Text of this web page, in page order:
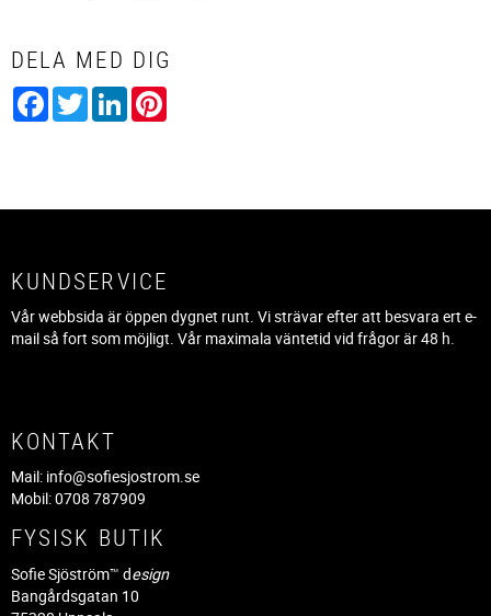
DELA MED DIG
Facebook
TwitterLinkedIn
KUNDSERVICE
Vår webbsida är öppen dygnet runt. Vi strävar efter att besvara ert e-
mail så fort som möjligt. Vår maximala väntetid vid frågor är 48 h.
KONTAKT
Mail: info@sofiesjostrom.se
Mobil: 0708 787909
FYSISK BUTIK
Sofie Sjöström™ design
Bangårdsgatan 10